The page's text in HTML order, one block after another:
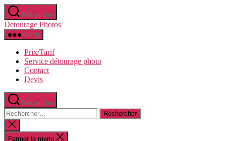
Aller
au
contenu
Recherche
Detourage Photos
Menu
Prix/Tarif
Service détourage photo
Contact
Devis
Recherche
Rechercher :
Fermer
la
recherche
Fermer le menu